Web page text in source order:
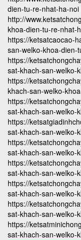
dien-tu-re-nhat-ha-noi
http://
khoa-dien-tu-re-nhat-
https://ketsatcaocao-
san-welko-khoa-
https://
sat-khach-san-welko-
https://
khach-san-welko-
https://
sat-khach-san-welko-
https://
sat-khach-san-welko-
https://
sat-khach-san-welko-
https://
sat-khach-san-welko-
https://
sat-khach-san-welko-
https://
sat-khach-san-welko-
https://
sat-khach-san-welko-